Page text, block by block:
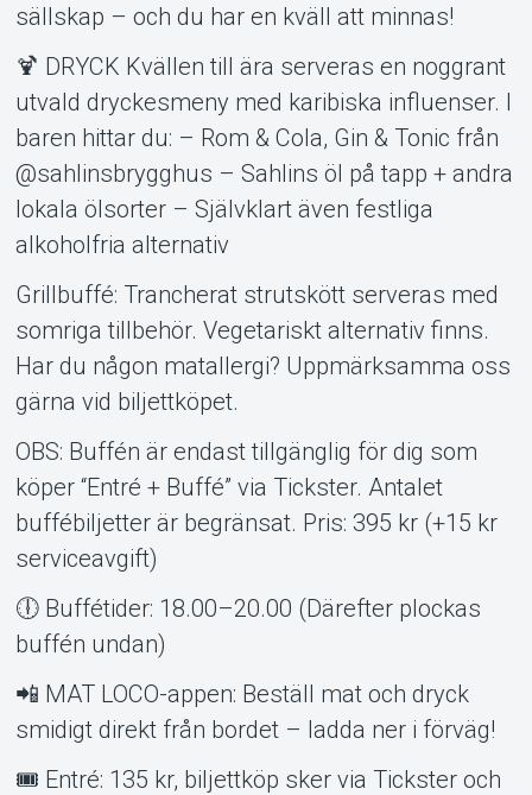
sällskap – och du har en kväll att minnas!
🍹 DRYCK Kvällen till ära serveras en noggrant
utvald dryckesmeny med karibiska influenser. I
baren hittar du: – Rom & Cola, Gin & Tonic från
@sahlinsbrygghus – Sahlins öl på tapp + andra
lokala ölsorter – Självklart även festliga
alkoholfria alternativ
Grillbuffé: Trancherat strutskött serveras med
somriga tillbehör. Vegetariskt alternativ finns.
Har du någon matallergi? Uppmärksamma oss
gärna vid biljettköpet.
OBS: Buffén är endast tillgänglig för dig som
köper “Entré + Buffé” via Tickster. Antalet
buffébiljetter är begränsat. Pris: 395 kr (+15 kr
serviceavgift)
🕕 Buffétider: 18.00–20.00 (Därefter plockas
buffén undan)
📲 MAT LOCO-appen: Beställ mat och dryck
smidigt direkt från bordet – ladda ner i förväg!
🎟 Entré: 135 kr, biljettköp sker via Tickster och